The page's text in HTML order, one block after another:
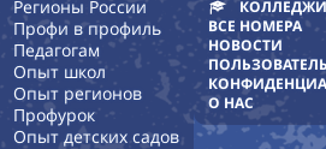
Регионы России
Профи в профиль
Педагогам
Опыт школ
Опыт регионов
Профурок
Опыт детских садов
КОЛЛЕДЖИ
ВСЕ НОМЕРА
НОВОСТИ
О НАС